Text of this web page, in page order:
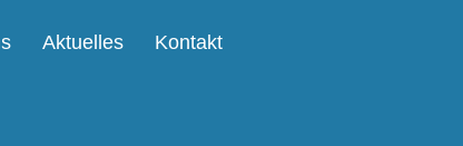
Aktuelles Kontakt